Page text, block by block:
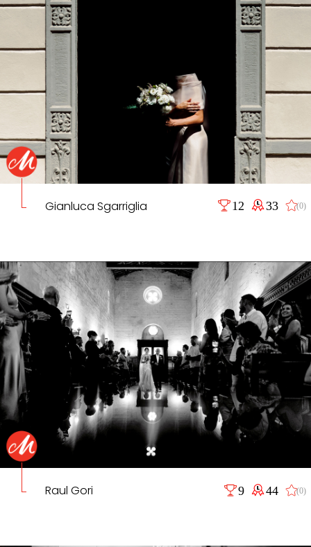
Gianluca Sgarriglia 12 33 (0)
Raul Gori 9 44 (0)